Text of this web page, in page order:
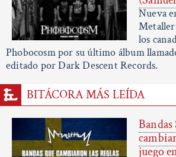
Nueva
los
Phobocosm por su último álbum
editado por Dark Descent Records.
BITÁCORA MÁS LEÍDA
Bandas
juego